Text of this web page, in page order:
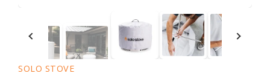
SOLO STOVE